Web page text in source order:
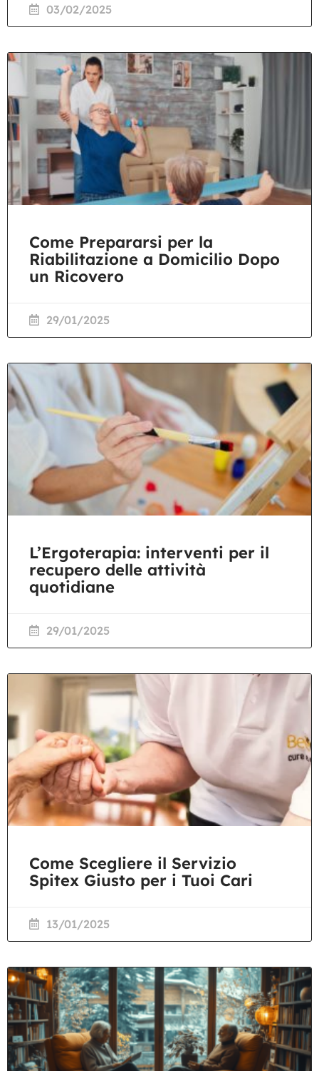
03/02/2025
Come Prepararsi per la
Riabilitazione a Domicilio Dopo
un Ricovero
29/01/2025
L’Ergoterapia: interventi per il
recupero delle attività
quotidiane
29/01/2025
Come Scegliere il Servizio
Spitex Giusto per i Tuoi Cari
13/01/2025